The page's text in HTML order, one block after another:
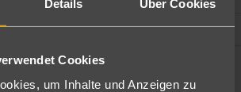
Details Über Cookies
Cookies
um Inhalte und Anzeigen zu